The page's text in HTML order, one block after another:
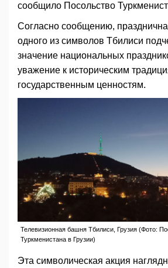
сообщило Посольство
Согласно сообщению,
одного из символов Тбилиси
значение национальных
уважение к историческим
государственным ценностям.
Телевизионная башня Тбилиси, Грузия (Фото:
Туркменистана в Грузии)
Эта символическая акция